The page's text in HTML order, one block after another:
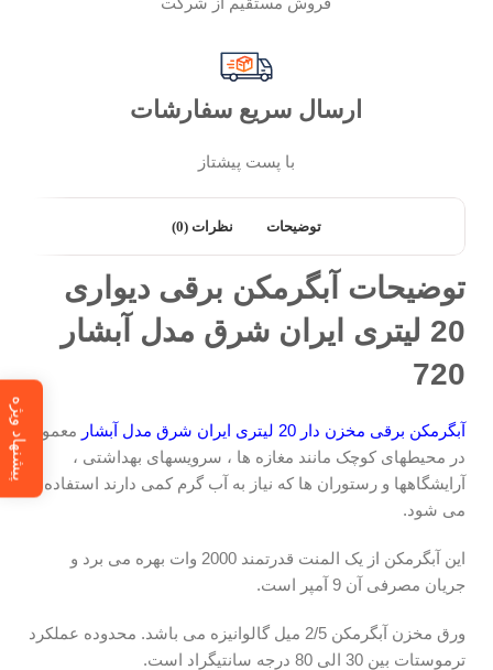
ارسال سریع سفارشات
با پست پیشتاز
توضیحات نظرات (0)
توضیحات آبگرمکن برقی دیواری
20 لیتری ایران شرق مدل آبشار
720
آبگرمکن برقی مخزن دار 20 لیتری ایران شرق مدل آبشار
معمولا
در محیطهای کوچک مانند مغازه ها ، سرویسهای بهداشتی ،
آرایشگاهها و رستوران ها که نیاز به آب گرم کمی دارند استفاده
می شود.
این آبگرمکن از یک المنت قدرتمند 2000 وات بهره می برد و
جریان مصرفی آن 9 آمپر است.
ورق مخزن آبگرمکن 2/5 میل گالوانیزه می باشد. محدوده عملکرد
ترموستات بین 30 الی 80 درجه سانتیگراد است.
پیشنهاد ویژه